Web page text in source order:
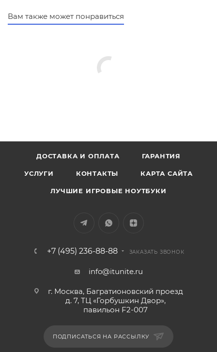
Вам также может понравиться
ДОСТАВКА И ОПЛАТА ГАРАНТИЯ
УСЛУГИ КОНТАКТЫ КАРТА САЙТА
ЛУЧШИЕ ИГРОВЫЕ НОУТБУКИ
+7 (495) 236-88-88 ЗАКАЗАТЬ ЗВОНОК
info@itunite.ru
г. Москва, Багратионовский проезд
д. 7, ТЦ «Горбушкин Двор»,
павильон F2-007
ПОДПИСАТЬСЯ НА РАССЫЛКУ